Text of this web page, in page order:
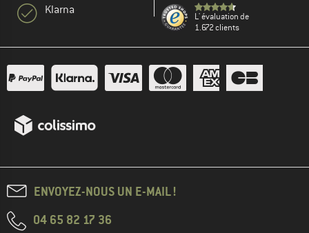
Klarna
L' évaluation de
1.672 clients
ENVOYEZ-NOUS UN E-MAIL !
04 65 82 17 36